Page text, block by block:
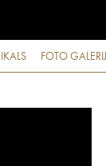
FOTO